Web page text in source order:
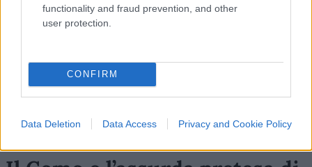
functionality and fraud prevention, and other
user protection.
CONFIRM
Data Deletion Data Access Privacy and Cookie Policy
Vai all'archivio delle vignette